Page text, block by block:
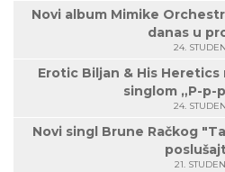
Novi album Mimike
danas u
24.
Erotic Biljan & His
singlom „P-p-
24.
Novi singl Brune Račkog
21.